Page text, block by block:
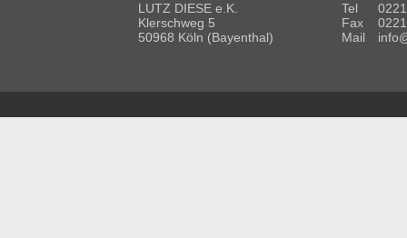
LUTZ DIESE e.K.
Klerschweg 5
50968 Köln (Bayenthal)
Tel
Fax
Mail